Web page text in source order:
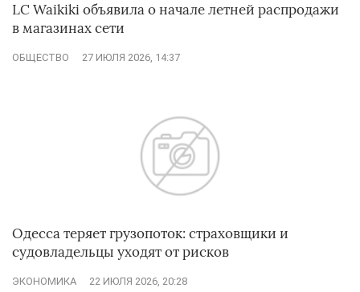
LC Waikiki объявила о начале летней распродажи
в магазинах сети
ОБЩЕСТВО 27 ИЮЛЯ 2026, 14:37
Одесса теряет грузопоток: страховщики и
судовладельцы уходят от рисков
ЭКОНОМИКА 22 ИЮЛЯ 2026, 20:28